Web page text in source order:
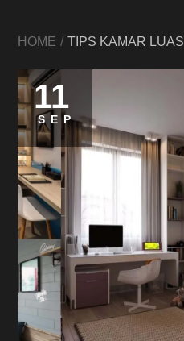
HOME TIPS KAMAR LUAS
11
SEP